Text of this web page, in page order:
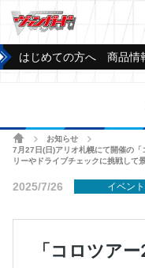
はじめての方へ 商品情
ホームお知らせ
7月27日(日)アリオ札幌にて開催の
リーやドライブチェックに挑戦して
2025/7/26 イベント